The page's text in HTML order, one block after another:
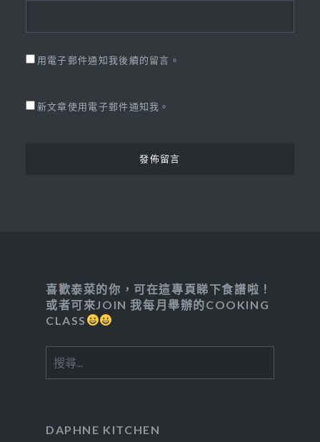
用電子郵件通知我後續的留言。
新文章使用電子郵件通知我。
喜歡泰菜的你，可在這專頁睇下食譜啦！
或者可來JOIN 我每月舉辦的COOKING
CLASS
尋
DAPHNE KITCHEN